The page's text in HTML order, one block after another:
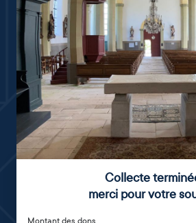
Collecte
merci pour votre